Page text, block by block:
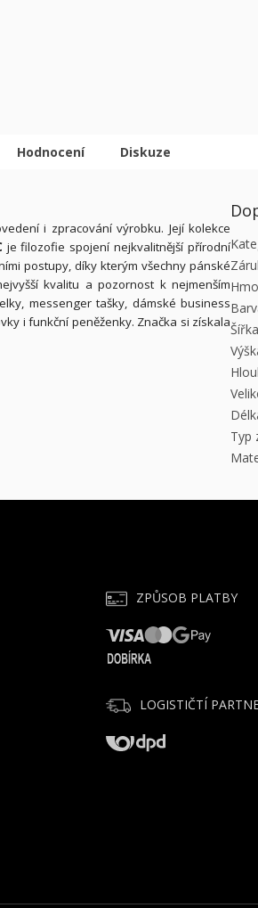
Hodnocení Diskuze
i zpracování výrobku. Její kolekce
je filozofie spojení nejkvalitnější přírodní
postupy, díky kterým všechny pánské
kvalitu a pozornost k nejmenším
messenger tašky, dámské business
i funkční peněženky. Značka si získalaŠířka
Typ
ZPŮSOB PLATBY
LOGISTIČTÍ